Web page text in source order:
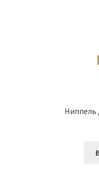
Ниппель